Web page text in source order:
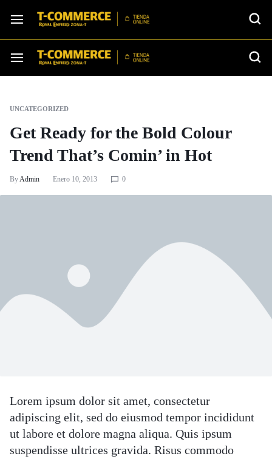
UNCATEGORIZED
Get Ready for the Bold Colour
Trend That’s Comin’ in Hot
ByAdmin Enero 10, 2013 0
Lorem ipsum dolor sit amet, consectetur
adipiscing elit, sed do eiusmod tempor incididunt
ut labore et dolore magna aliqua. Quis ipsum
suspendisse ultrices gravida. Risus commodo